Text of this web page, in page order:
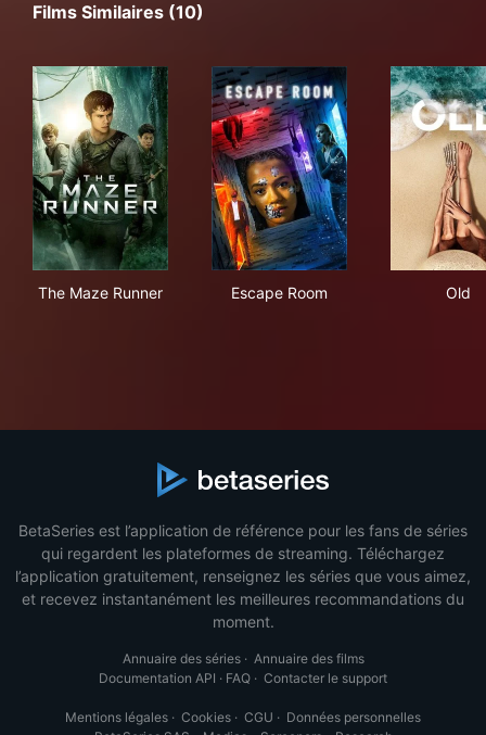
Films Similaires (10)
The Maze Runner Escape Room Old
BetaSeries est l’application de référence pour les fans de séries
qui regardent les plateformes de streaming. Téléchargez
l’application gratuitement, renseignez les séries que vous aimez,
et recevez instantanément les meilleures recommandations du
moment.
Annuaire des séries· Annuaire des films
Documentation API · FAQ · Contacter le support
Mentions légales · Cookies · CGU · Données personnelles